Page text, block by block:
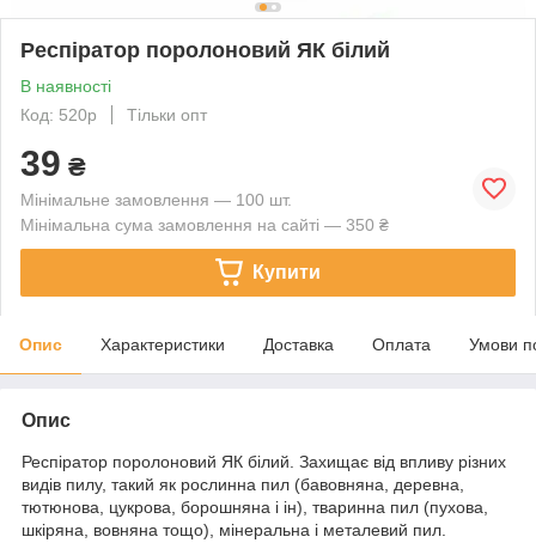
Респіратор поролоновий ЯК білий
В наявності
Код: 520р
Тільки опт
39 ₴
Мінімальне замовлення — 100 шт.
Мінімальна сума замовлення на сайті — 350 ₴
Купити
Опис Характеристики Доставка Оплата Умови
Опис
Респіратор поролоновий ЯК білий. Захищає від впливу різних
видів пилу, такий як рослинна пил (бавовняна, деревна,
тютюнова, цукрова, борошняна і ін), тваринна пил (пухова,
шкіряна, вовняна тощо), мінеральна і металевий пил.